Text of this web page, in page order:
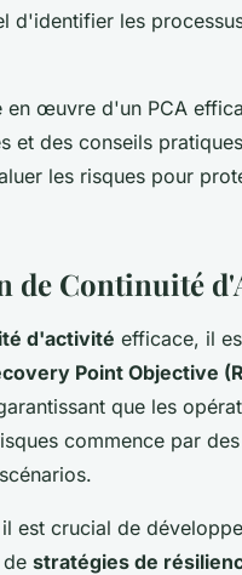
d'identifier les
en œuvre d'un PCA
et des conseils
les risques pour
de Continuité
d'activité efficace, il
Point Objective
que les
commence par
est crucial de
stratégies de